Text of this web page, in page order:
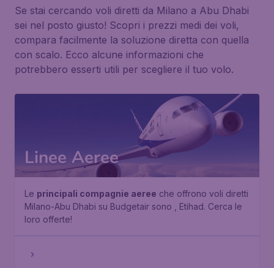
Se stai cercando voli diretti da Milano a Abu Dhabi
sei nel posto giusto! Scopri i prezzi medi dei voli,
compara facilmente la soluzione diretta con quella
con scalo. Ecco alcune informazioni che
potrebbero esserti utili per scegliere il tuo volo.
Linee Aeree
Le principali compagnie aeree che offrono voli diretti
Milano-Abu Dhabi su Budgetair sono , Etihad. Cerca le
loro offerte!